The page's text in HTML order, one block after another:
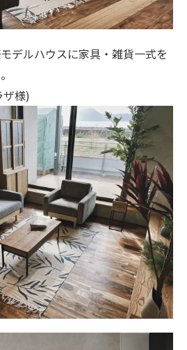
デルハウスに家具・雑貨一式を
ザ様)